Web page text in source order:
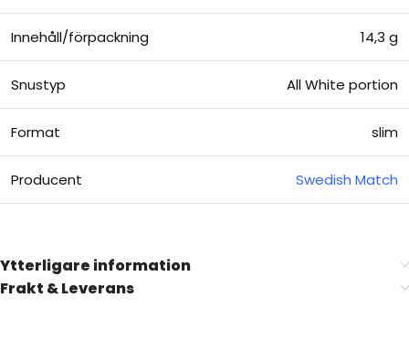
Innehåll/förpackning 14,3 g
Snustyp All White portion
Format slim
Producent Swedish Match
Ytterligare information
Frakt & Leverans